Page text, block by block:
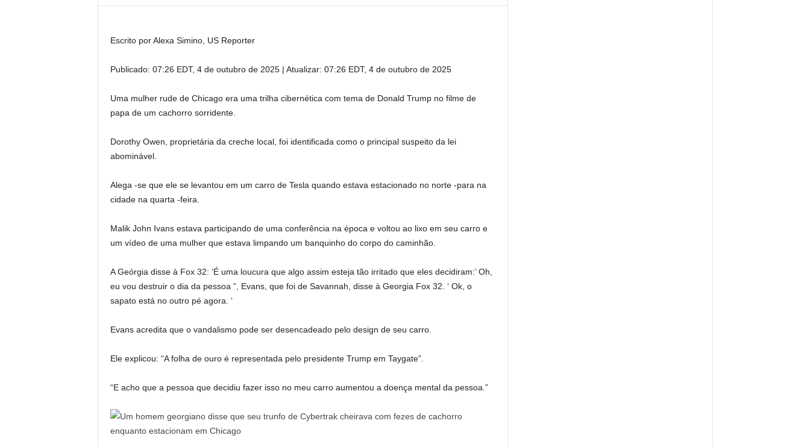
Escrito por Alexa Simino, US Reporter
Publicado: 07:26 EDT, 4 de outubro de 2025 | Atualizar: 07:26 EDT, 4 de outubro de 2025
Uma mulher rude de Chicago era uma trilha cibernética com tema de Donald Trump no filme de
papa de um cachorro sorridente.
Dorothy Owen, proprietária da creche local, foi identificada como o principal suspeito da lei
abominável.
Alega -se que ele se levantou em um carro de Tesla quando estava estacionado no norte -para na
cidade na quarta -feira.
Malik John Ivans estava participando de uma conferência na época e voltou ao lixo em seu carro e
um vídeo de uma mulher que estava limpando um banquinho do corpo do caminhão.
A Geórgia disse à Fox 32: ‘É uma loucura que algo assim esteja tão irritado que eles decidiram:’ Oh,
eu vou destruir o dia da pessoa ”, Evans, que foi de Savannah, disse à Georgia Fox 32. ‘ Ok, o
sapato está no outro pé agora. ‘
Evans acredita que o vandalismo pode ser desencadeado pelo design de seu carro.
Ele explicou: “A folha de ouro é representada pelo presidente Trump em Taygate”.
“E acho que a pessoa que decidiu fazer isso no meu carro aumentou a doença mental da pessoa.”